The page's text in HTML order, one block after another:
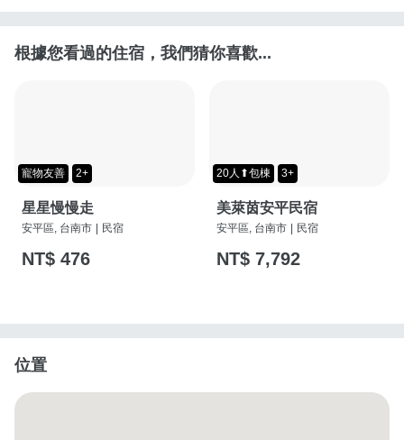
根據您看過的住宿，我們猜你喜歡...
寵物友善 2+
星星慢慢走
安平區, 台南市 民宿
NT$ 476
20人⬆包棟 3+
美萊茵安平民宿
安平區, 台南市 民宿
NT$ 7,792
位置